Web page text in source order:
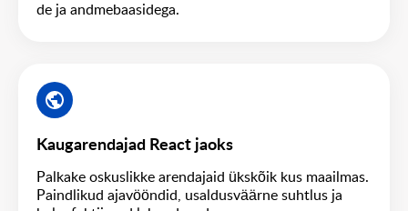
de ja andmebaasidega.
Kaugarendajad React jaoks
Palkake oskuslikke arendajaid ükskõik kus maailmas.
Paindlikud ajavööndid, usaldusväärne suhtlus ja